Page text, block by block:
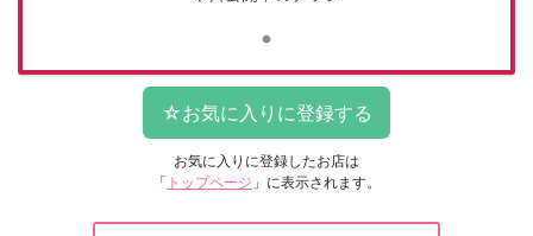
お気に入りに登録したお店は
「 トップページ 」に表示されます。